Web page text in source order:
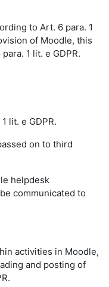
to Art. 6 para. 1
of Moodle, this
1 lit. e GDPR.
lit. e GDPR.
on to third
helpdesk
communicated to
activities in Moodle,
and posting of